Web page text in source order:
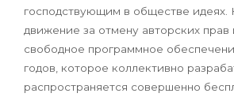
господствующим в обществе идеях.
движение за отмену авторских прав
свободное программное
годов, которое коллективно
распространяется совершенно